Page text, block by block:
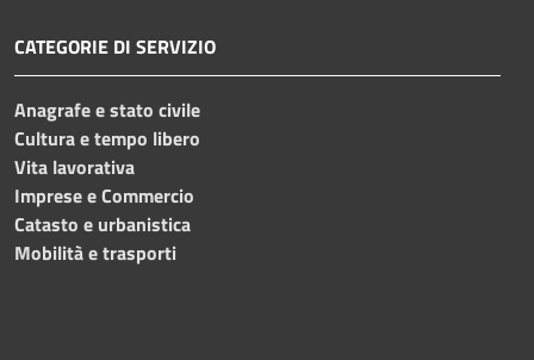
CATEGORIE DI SERVIZIO
Anagrafe e stato civile
Cultura e tempo libero
Vita lavorativa
Imprese e Commercio
Catasto e urbanistica
Mobilità e trasporti